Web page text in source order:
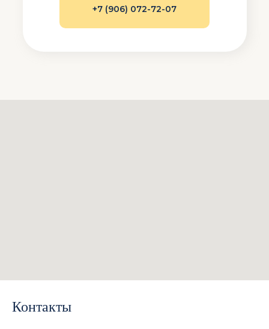
+7 (906) 072-72-07
Контакты